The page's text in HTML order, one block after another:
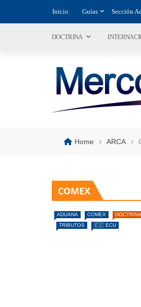
Inicio Guías Sección
DOCTRINA
Home › ARCA ›
COMEX
ADUANA COMEX DOCTRINA
TRIBUTOS
🇪🇨 ECU